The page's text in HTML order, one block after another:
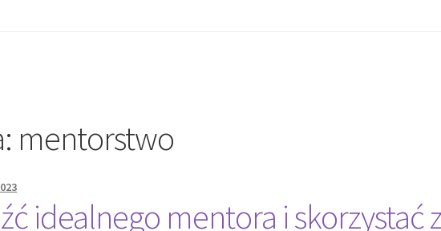
mentorstwo
idealnego mentora i skorzystać